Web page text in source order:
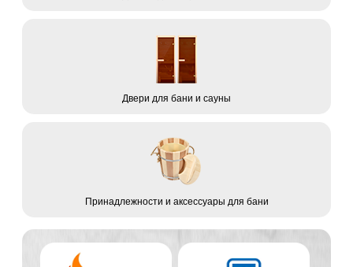
Двери для бани и сауны
Принадлежности и аксессуары для бани